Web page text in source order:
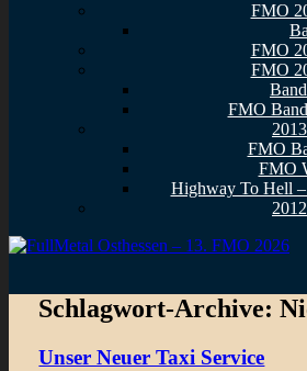
FMO
FMO
FMO
FMO
2013
FMO
FMO
Highway To Hell
2012
Schlagwort-Archive:
Unser Neuer Taxi Service